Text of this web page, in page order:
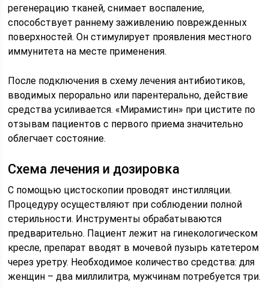
регенерацию тканей, снимает воспаление,
способствует раннему заживлению поврежденных
поверхностей. Он стимулирует проявления местного
иммунитета на месте применения.
После подключения в схему лечения антибиотиков,
вводимых перорально или парентерально, действие
средства усиливается. «Мирамистин» при цистите по
отзывам пациентов с первого приема значительно
облегчает состояние.
Схема лечения и дозировка
С помощью цистоскопии проводят инстилляции.
Процедуру осуществляют при соблюдении полной
стерильности. Инструменты обрабатываются
предварительно. Пациент лежит на гинекологическом
кресле, препарат вводят в мочевой пузырь катетером
через уретру. Необходимое количество средства: для
женщин – два миллилитра, мужчинам потребуется три.